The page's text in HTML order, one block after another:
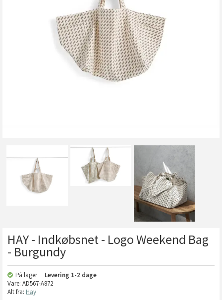
HAY - Indkøbsnet - Logo Weekend Bag
- Burgundy
På lager Levering 1-2 dage
Vare: AD567-A872
Alt fra: Hay